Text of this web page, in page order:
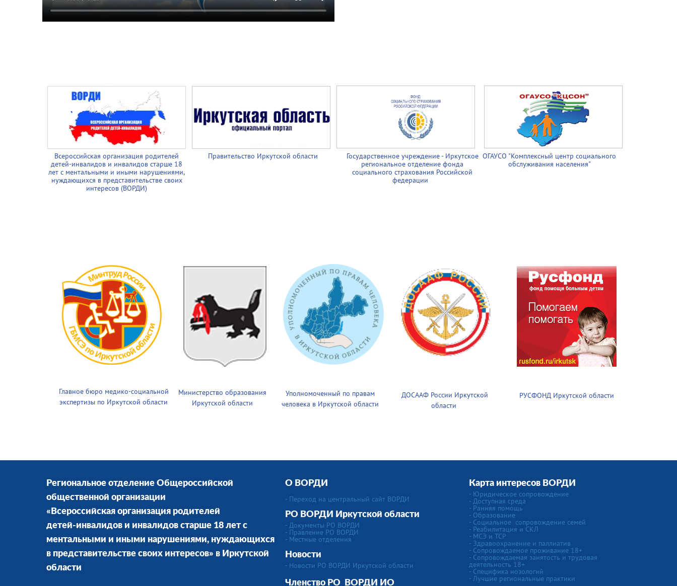
Всероссийская организация родителей
детей-инвалидов и инвалидов старше 18
лет с ментальными и иными нарушениями,
нуждающихся в представительстве своих
интересов (ВОРДИ)
Правительство Иркутской области
Государственное учреждение - Иркутское
региональное отделение фонда
социального страхования Российской
федерации
ОГАУСО "Комплексный центр социального
обслуживания населения"
Главное бюро медико-социальной
экспертизы по Иркутской области
Министерство образования
Иркутской области
Уполномоченный по правам
человека в Иркутской области
ДОСААФ России Иркутской
области
РУСФОНД Иркутской области
Региональное отделение Общероссийской
общественной организации
«Всероссийская организация родителей
детей-инвалидов и инвалидов старше 18 лет с
ментальными и иными нарушениями, нуждающихся
в представительстве своих интересов» в Иркутской
области
О ВОРДИ
- Переход на центральный сайт ВОРДИ
РО ВОРДИ Иркутской области
- Документы РО ВОРДИ
- Правление РО ВОРДИ
- Местные отделения
Новости
- Новости РО ВОРДИ Иркутской области
Членство РО
ВОРДИ ИО
Карта интересов ВОРДИ
- Юридическое сопровождение
- Доступная среда
- Ранняя помощь
- Образование
- Социальное сопровождение семей
- Реабилитация и СКЛ
- МСЭ и ТСР
- Здравоохранение и паллиатив
- Сопровождаемое проживание 18+
- Сопровождаемая занятость и трудовая
деятельность 18+
- Специфика нозологий
- Лучшие региональные практики